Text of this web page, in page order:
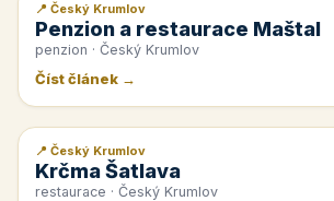
📰 PR článek
📍 Český Krumlov
Penzion a restaurace Maštal
penzion · Český Krumlov
Číst článek →
📰 PR článek
📍 Český Krumlov
Krčma Šatlava
restaurace · Český Krumlov